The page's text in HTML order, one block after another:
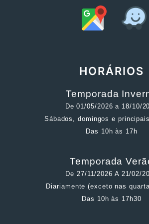
HORÁRIOS
Temporada
De 01/05/2026 a 18/10/
Sábados, domingos e
Das 10h às 17h
Temporada
De 27/11/2026 A 21/02/
Diariamente (exceto nas
Das 10h às 17h30